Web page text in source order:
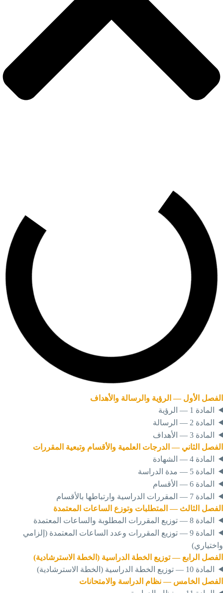
الأول — الرؤية والرسالة والأهداف
المادة 1 — الرؤية
المادة 2 — الرسالة
المادة 3 — الأهداف
الثاني — الدرجات العلمية والأقسام وتبعية
المقررات
المادة 4 — الشهادة
المادة 5 — مدة الدراسة
المادة 6 — الأقسام
المادة 7 — المقررات الدراسية وارتباطها بالأقسام
الثالث — المتطلبات وتوزع الساعات
المعتمدة
المادة 8 — توزيع المقررات المطلوبة والساعات المعتمدة
المادة 9 — توزيع المقررات وعدد الساعات المعتمدة (إلزامي
الرابع — توزيع الخطة الدراسية (الخطة الاسترشادية)
المادة 10 — توزيع الخطة الدراسية (الخطة الاسترشادية)
الخامس — نظام الدراسة والامتحانات